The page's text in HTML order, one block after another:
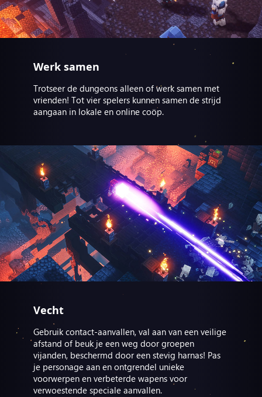
Werk samen
Trotseer de dungeons alleen of werk samen met
vrienden! Tot vier spelers kunnen samen de strijd
aangaan in lokale en online coöp.
Vecht
Gebruik contact-aanvallen, val aan van een veilige
afstand of beuk je een weg door groepen
vijanden, beschermd door een stevig harnas! Pas
je personage aan en ontgrendel unieke
voorwerpen en verbeterde wapens voor
verwoestende speciale aanvallen.